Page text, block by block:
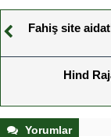
Fahiş site
Hind
Yorumlar